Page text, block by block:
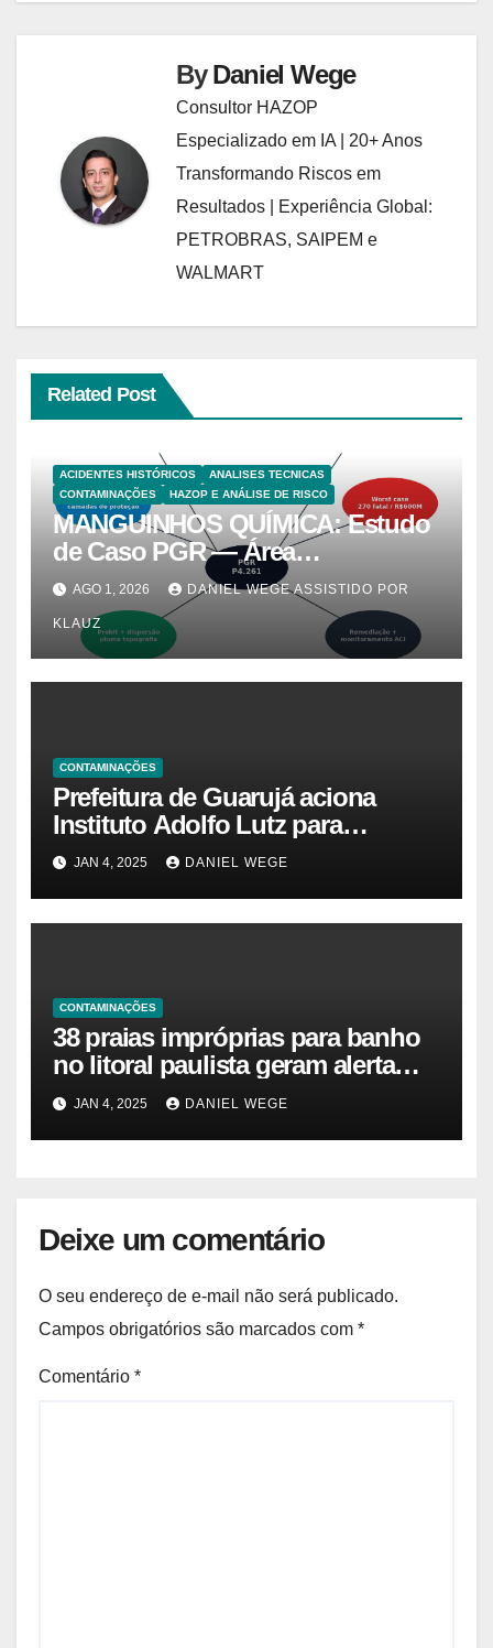
ByDaniel Wege
Consultor HAZOP
Especializado em IA | 20+ Anos
Transformando Riscos em
Resultados | Experiência Global:
PETROBRAS, SAIPEM e
WALMART
Related Post
ACIDENTES HISTÓRICOS
ANALISES TECNICAS
CONTAMINAÇÕES
HAZOP E ANÁLISE DE RISCO
MANGUINHOS QUÍMICA: Estudo
de Caso PGR — Área
Contaminada Prioridade A em
Campinas (CETESB P4.261)
AGO 1, 2026 DANIEL WEGE ASSISTIDO POR
KLAUZ
CONTAMINAÇÕES
Prefeitura de Guarujá aciona
Instituto Adolfo Lutz para
identificar causas da virose em
das Praias
JAN 4, 2025 DANIEL WEGE
CONTAMINAÇÕES
38 praias impróprias para banho
no litoral paulista geram alerta
ambiental e de saúde pública
JAN 4, 2025 DANIEL WEGE
Deixe um comentário
O seu endereço de e-mail não será publicado.
Campos obrigatórios são marcados com *
Comentário *